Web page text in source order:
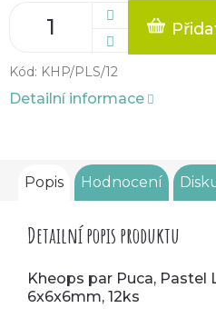
Kód: KHP/PLS/12
Detailní informace
Popis Hodnocení
Detailní popis produktu
Kheops par Puca, Pastel
6x6x6mm, 12ks